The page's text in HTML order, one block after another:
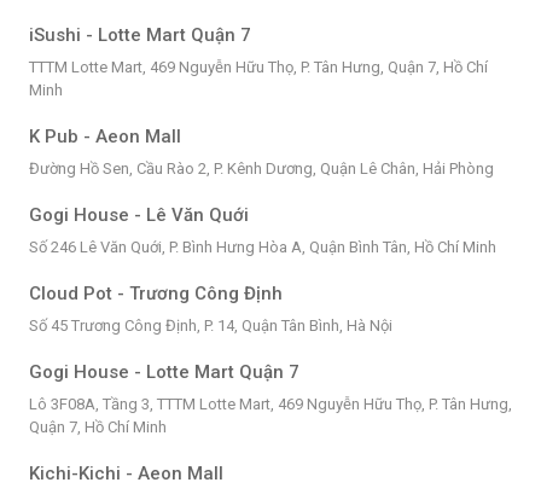
iSushi - Lotte Mart Quận 7
TTTM Lotte Mart, 469 Nguyễn Hữu Thọ, P. Tân Hưng, Quận 7, Hồ Chí
Minh
K Pub - Aeon Mall
Đường Hồ Sen, Cầu Rào 2, P. Kênh Dương, Quận Lê Chân, Hải Phòng
Gogi House - Lê Văn Quới
Số 246 Lê Văn Quới, P. Bình Hưng Hòa A, Quận Bình Tân, Hồ Chí Minh
Cloud Pot - Trương Công Định
Số 45 Trương Công Định, P. 14, Quận Tân Bình, Hà Nội
Gogi House - Lotte Mart Quận 7
Lô 3F08A, Tầng 3, TTTM Lotte Mart, 469 Nguyễn Hữu Thọ, P. Tân Hưng,
Quận 7, Hồ Chí Minh
Kichi-Kichi - Aeon Mall